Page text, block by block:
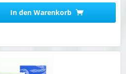
In den Warenkorb